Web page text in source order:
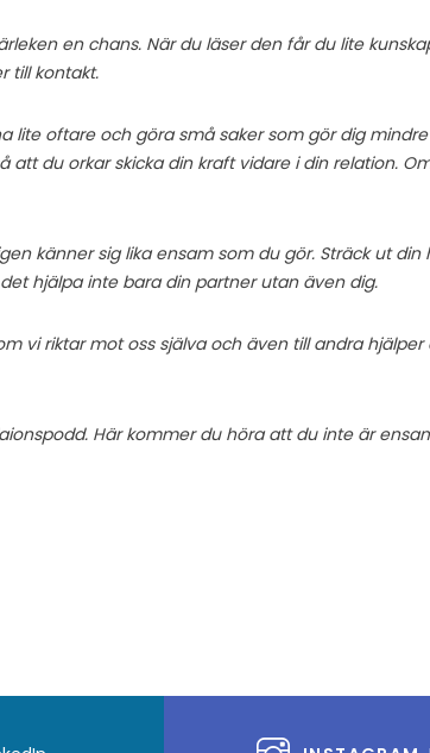
en chans. När du läser den får du lite
till kontakt.
lite oftare och göra små saker som gör dig
att du orkar skicka din kraft vidare i din relation.
känner sig lika ensam som du gör. Sträck ut din
hjälpa inte bara din partner utan även dig.
vi riktar mot oss själva och även till andra
Här kommer du höra att du inte är